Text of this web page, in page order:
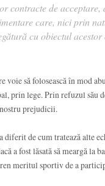
contracte de
care, nici prin
cu obiectul acestor
voie să folosească în mod
prin lege. Prin refuzul său
prejudicii.
diferit de cum tratează alte
a fost lăsată să meargă la
meritul sportiv de a